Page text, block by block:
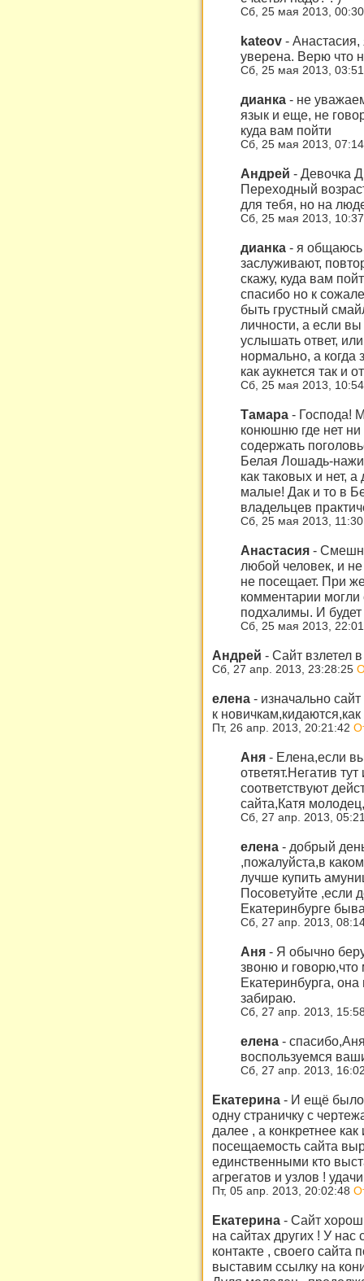
Сб, 25 мая 2013,
kateov - Анастасия,
уверена. Верю что
Сб, 25 мая 2013,
дианка - не
язык и еще, не
куда вам пойти
Сб, 25 мая 2013,
Андрей - Девочка
Переходный
для тебя, но на
Сб, 25 мая 2013,
дианка - я общаюсь
заслуживают,
скажу, куда вам
спасибо но к
быть грустный
личности, а если вы
услышать ответ,
нормально, а когда
как аукнется так и
Сб, 25 мая 2013,
Тамара - Господа!
конюшню где нет ни
содержать
Белая Лошадь-
как таковых и нет,
малые! Дак и то в
владельцев
Сб, 25 мая 2013,
Анастасия -
любой человек, и
не посещает. При
комментарии могли
подхалимы. И
Сб, 25 мая 2013,
Андрей - Сайт взлетел
Сб, 27 апр. 2013, 23:28:25
елена - изначально
к
Пт, 26 апр. 2013, 20:21:42
Аня - Елена,если
ответят.Негатив
соответствуют
сайта,Катя
Сб, 27 апр. 2013,
елена - добрый
,пожалуйста,в
лучше купить
Посоветуйте ,если
Екатеринбурге
Сб, 27 апр. 2013,
Аня - Я обычно
звоню и говорю,что
Екатеринбурга,
забираю.
Сб, 27 апр. 2013,
елена -
воспользуемся
Сб, 27 апр. 2013,
Екатерина - И ещё
одну страничку с
далее , а конкретнее
посещаемость сайта
единственными кто
агрегатов и узлов !
Пт, 05 апр. 2013, 20:02:48
Екатерина - Сайт
на сайтах других ! У
контакте , своего сайта
выставим ссылку на